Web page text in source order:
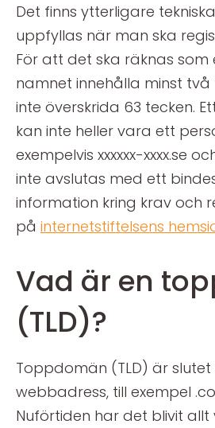
Det finns ytterligare
uppfyllas när man ska
För att det ska räknas
namnet innehålla minst
inte överskrida 63 tecken.
kan inte heller vara ett
exempelvis xxxxxx-xxxx.se
inte avslutas med ett
information kring krav och
på internetstiftelsens
Vad är en
(TLD)?
Toppdomän (TLD) är slutet
webbadress, till exempel
Nuförtiden har det blivit